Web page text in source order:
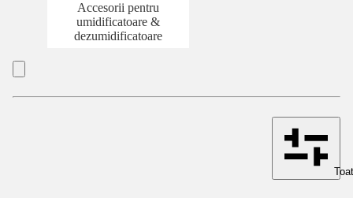
Accesorii pentru
umidificatoare &
dezumidificatoare